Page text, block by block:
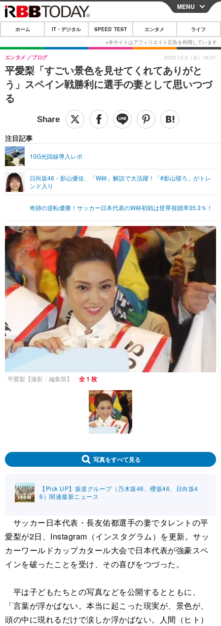
CLOSE
ホーム
IT・デジタル
IT・デジタルTOP スマートフォン
ショッピング その他
SPEED TEST
エンタメ
エンタメTOP 映画・ドラマ
音楽
グラビア ブログ
ペット
その他
リリース一覧
プッシュ通知の停止方法
MENU
ホーム IT・デジタル SPEED TEST エンタメ ライフ
平愛梨「すごい景色を見せてくれてありがと
う」スペイン戦勝利に選手の妻として思いつづ
る
エンタメ ブログ
注目記事
10G光回線導入レポ
日向坂46・影山優佳、「W杯」解説で大活躍！「#影山寝ろ」がトレ
ンド入り
奇跡の逆転優勝！サッカー日本代表のW杯初戦は世帯視聴率35.3％！
2022.12.2（金）16:07
平愛梨【撮影：編集部】 全 1 枚
写真をすべて見る
【Pick UP】坂道グループ（乃木坂46、櫻坂46、日向坂4
6）関連最新ニュース
サッカー日本代表・長友佑都選手の妻でタレントの平
愛梨が2日、Instagram（インスタグラム）を更新。サッ
カーワールドカップカタール大会で日本代表が強豪スペ
インを破ったことを受け、その喜びをつづった。
平は子どもたちとの写真などを公開するとともに、
「言葉が浮かばない。本当に起こった現実が、景色が、
頭の中に現れるだけで涙しか浮かばない。人間（ヒト）